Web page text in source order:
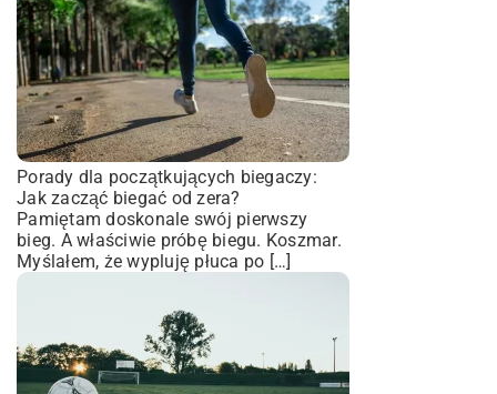
Porady dla początkujących biegaczy:
Jak zacząć biegać od zera?
Pamiętam doskonale swój pierwszy
bieg. A właściwie próbę biegu. Koszmar.
Myślałem, że wypluję płuca po […]